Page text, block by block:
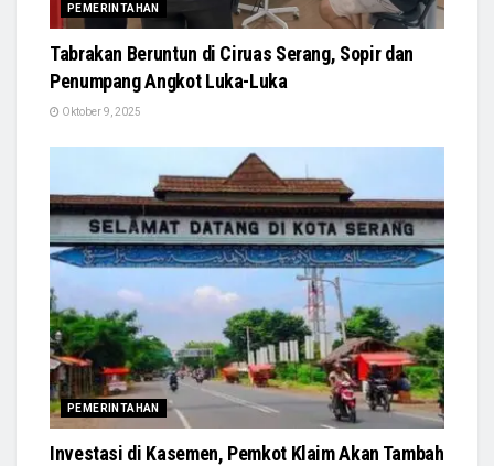
PEMERINTAHAN
Tabrakan Beruntun di Ciruas Serang, Sopir dan
Penumpang Angkot Luka-Luka
Oktober 9, 2025
PEMERINTAHAN
Investasi di Kasemen, Pemkot Klaim Akan Tambah